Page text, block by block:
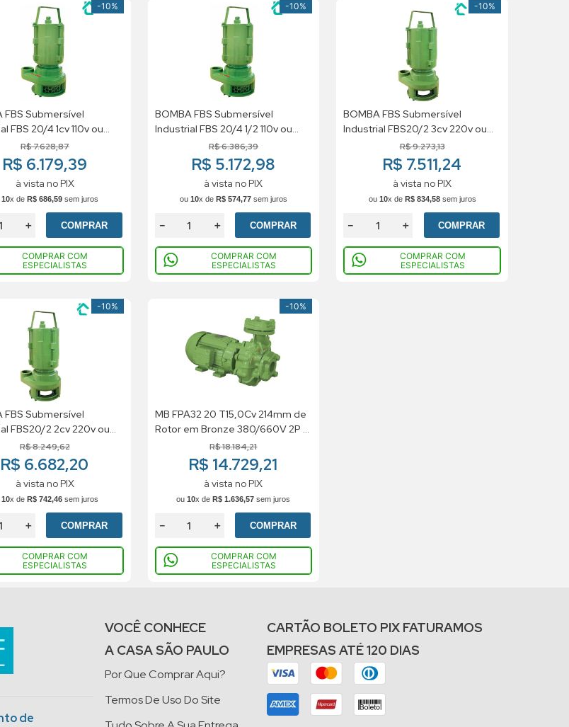
-10%
FBS Submersível
ou
R$7.628,87
R$ 6.179,39
à vista no PIX
10x de R$ 686,59 sem juros
＋ COMPRAR
COMPRAR COM
ESPECIALISTAS
-10%
BOMBA FBS Submersível
Industrial FBS 20/4 1/2 110v ou
220v Monofásico
R$6.386,39
R$ 5.172,98
à vista no PIX
ou 10x de R$ 574,77sem juros
＋
－ COMPRAR
COMPRAR COM
ESPECIALISTAS
-10%
BOMBA FBS Submersível
Industrial FBS20/2 3cv 220v ou
380v ou 440v Trifásico
R$9.273,13
R$ 7.511,24
à vista no PIX
ou 10x de R$ 834,58sem juros
＋
－ COMPRAR
COMPRAR COM
ESPECIALISTAS
-10%
FBS Submersível
ou
440v Trifásico
R$8.249,62
R$ 6.682,20
à vista no PIX
10x de R$ 742,46 sem juros
＋ COMPRAR
COMPRAR COM
ESPECIALISTAS
-10%
MB FPA32 20 T15,0Cv 214mm de
Rotor em Bronze 380/660V 2P F
60HZ IP55 IR2
R$18.184,21
R$ 14.729,21
à vista no PIX
ou10x de R$ 1.636,57 sem juros
＋
－ COMPRAR
COMPRAR COM
ESPECIALISTAS
de
VOCÊ CONHECE
A CASA SÃO PAULO
Por Que Comprar Aqui?
Termos De Uso Do Site
CARTÃO BOLETO PIX FATURAMOS
EMPRESAS ATÉ 120 DIAS